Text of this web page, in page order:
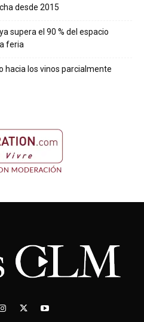
desde 2015
supera el 90 % del espacio
feria
hacia los vinos parcialmente